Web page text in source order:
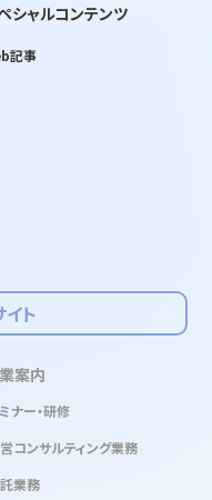
シャルコンテンツ
記事
ト
案内
ナー・研修
コンサルティング業務
業務